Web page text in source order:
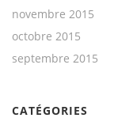
novembre 2015
octobre 2015
septembre 2015
CATÉGORIES